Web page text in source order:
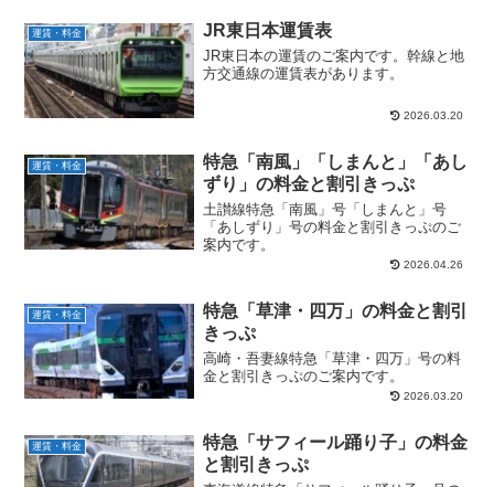
運賃・料金 JR東日本運賃表
JR東日本の運賃のご案内です。幹線と地
方交通線の運賃表があります。
2026.03.20
運賃・料金
特急「南風」「しまんと」「あし
ずり」の料金と割引きっぷ
土讃線特急「南風」号「しまんと」号
「あしずり」号の料金と割引きっぷのご
案内です。
2026.04.26
運賃・料金
特急「草津・四万」の料金と割引
きっぷ
高崎・吾妻線特急「草津・四万」号の料
金と割引きっぷのご案内です。
2026.03.20
運賃・料金
特急「サフィール踊り子」の料金
と割引きっぷ